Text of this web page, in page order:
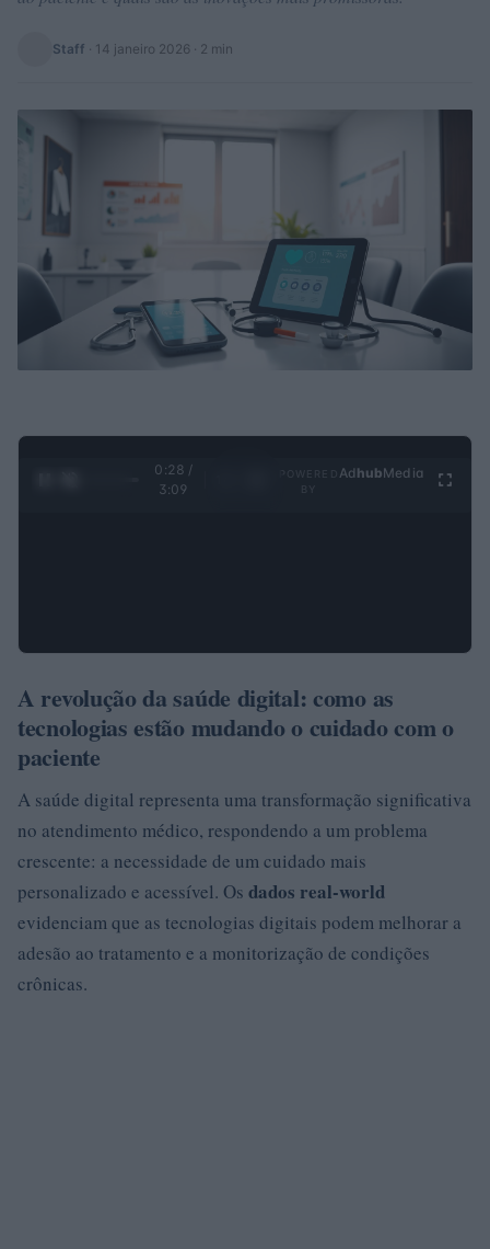
Staff · 14 janeiro 2026 · 2 min
0:28 /
3:09
Ad hubMedia
A revolução da saúde digital: como as
tecnologias estão mudando o cuidado com o
paciente
A saúde digital representa uma transformação significativa
no atendimento médico, respondendo a um problema
crescente: a necessidade de um cuidado mais
personalizado e acessível. Os dados real-world
evidenciam que as tecnologias digitais podem melhorar a
adesão ao tratamento e a monitorização de condições
crônicas.